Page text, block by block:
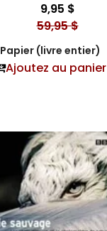
9,95 $
59,95 $
Papier (livre entier)
Ajoutez au panier